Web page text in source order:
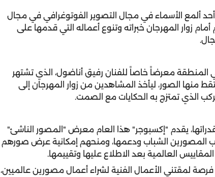
ألمع الأسماء في مجال التصوير الفوتوغرافي في مجال
أمام زوار المهرجان خبراته وتنوع أعماله التي قدمها على
المنطقة معرضاً خاصاً للفنان رفيق أناضول، الذي تشتهر
منها الصور، ليأخذ المشاهدين من زوار المهرجان إلى
الذي تمتزج به الحكايات مع الصمت.
يقدم "إكسبوجر" هذا العام معرض "المصور الناشئ"
المصورين الشباب ودعمها، ومنحهم إمكانية عرض صورهم
العالمية بعد الاطلاع عليها وتقييمها.
ويوفر المهرجان في جديد برامجه للعام 2018 فرصة لمقتني الأعمال الفنية لشراء أعمال مصورين عالميين،